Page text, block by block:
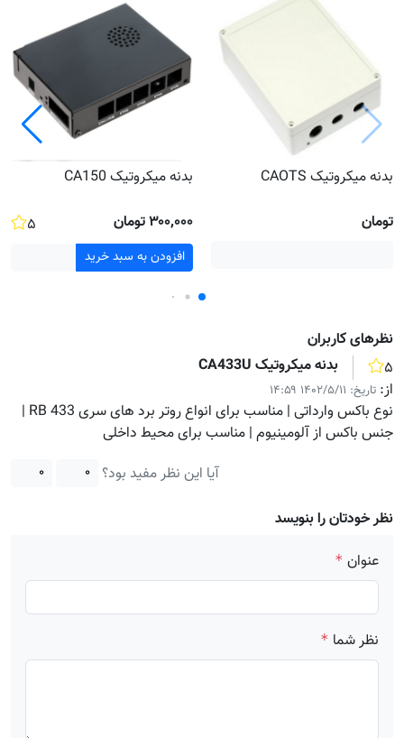
بدنه میکروتیک CAOTS
تومان
بدنه میکروتیک CA150
۵ ۳۰۰٬۰۰۰ تومان
افزودن به سبد خرید
نظر‌های کاربران
۵
بدنه میکروتیک CA433U
از: تاریخ: ۱۴۰۲/۵/۱۱ ۱۴:۵۹
نوع باکس وارداتی | مناسب برای انواع روتر برد های سری RB 433 |
جنس باکس از آلومینیوم | مناسب برای محیط داخلی
آیا این نظر مفید بود؟
۰ ۰
نظر خودتان را بنویسد
عنوان *
نظر شما *